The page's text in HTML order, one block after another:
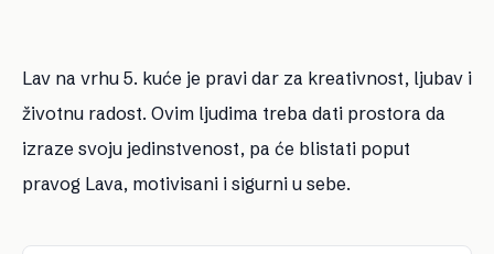
Lav na vrhu 5. kuće je pravi dar za kreativnost, ljubav i
životnu radost. Ovim ljudima treba dati prostora da
izraze svoju jedinstvenost, pa će blistati poput
pravog Lava, motivisani i sigurni u sebe.